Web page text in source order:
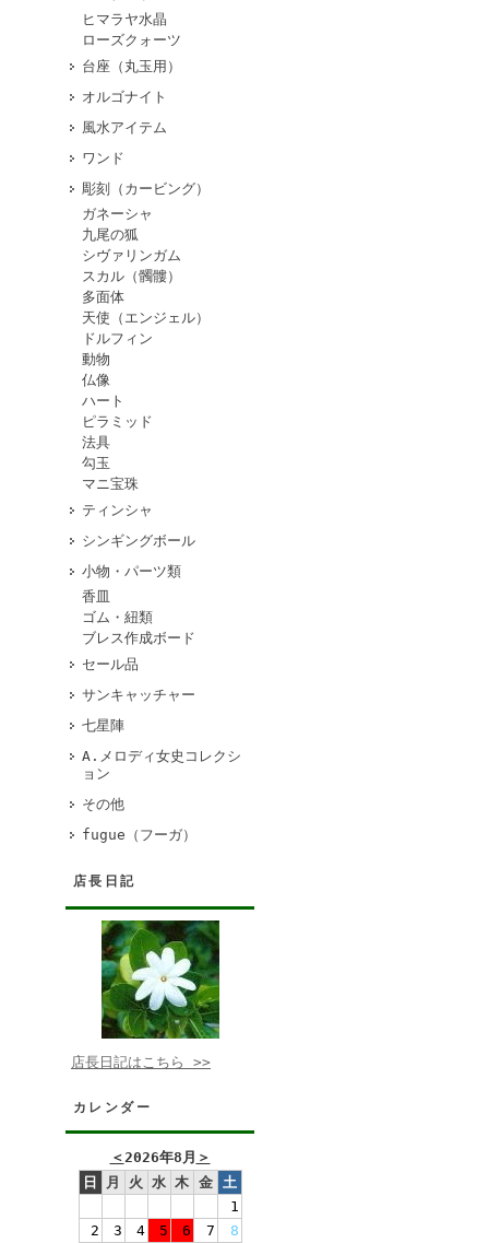
ヒマラヤ水晶
ローズクォーツ
台座（丸玉用）
オルゴナイト
風水アイテム
ワンド
彫刻（カービング）
ガネーシャ
九尾の狐
シヴァリンガム
スカル（髑髏）
多面体
天使（エンジェル）
ドルフィン
動物
仏像
ハート
ピラミッド
法具
勾玉
マニ宝珠
ティンシャ
シンギングボール
小物・パーツ類
香皿
ゴム・紐類
ブレス作成ボード
セール品
サンキャッチャー
七星陣
A.メロディ女史コレクシ
ョン
その他
fugue（フーガ）
店長日記
店長日記はこちら >>
カレンダー
＜2026年8月 ＞
日
月 火 水 木 金
土
1
2
3 4 5 6 7 8